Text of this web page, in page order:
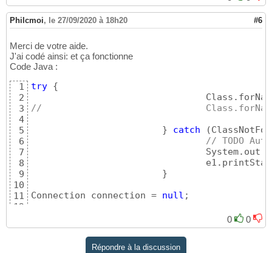
Philcmoi, le 27/09/2020 à 18h20 #6
Merci de votre aide.
J'ai codé ainsi: et ça fonctionne
Code Java :
1
2
3
4
5
6
7
8
9
10
11
12
14
try {
//
}
catch (
// TODO
}
Connection connection = null ;
connection =
		        String sql =
0 0
Répondre à la discussion